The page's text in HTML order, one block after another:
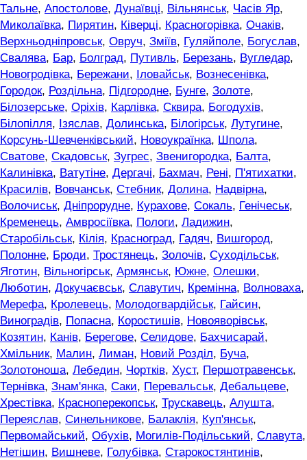
Тальне, Апостолове, Дунаївці, Вільнянськ, Часів Яр,
Миколаївка, Пирятин, Ківерці, Красногорівка, Очаків,
Верхньодніпровськ, Овруч, Зміїв, Гуляйполе, Богуслав,
Свалява, Бар, Болград, Путивль, Березань, Вугледар,
Новогродівка, Бережани, Іловайськ, Вознесенівка,
Городок, Роздільна, Підгородне, Бунге, Золоте,
Білозерське, Оріхів, Карлівка, Сквира, Богодухів,
Білопілля, Ізяслав, Долинська, Білогірськ, Лутугине,
Корсунь-Шевченківський, Новоукраїнка, Шпола,
Сватове, Скадовськ, Зугрес, Звенигородка, Балта,
Калинівка, Ватутіне, Дергачі, Бахмач, Рені, П'ятихатки,
Красилів, Вовчанськ, Стебник, Долина, Надвірна,
Волочиськ, Дніпрорудне, Курахове, Сокаль, Генічеськ,
Кременець, Амвросіївка, Пологи, Ладижин,
Старобільськ, Кілія, Красноград, Гадяч, Вишгород,
Полонне, Броди, Тростянець, Золочів, Суходільськ,
Яготин, Вільногірськ, Армянськ, Южне, Олешки,
Люботин, Докучаєвськ, Славутич, Кремінна, Волноваха,
Мерефа, Кролевець, Молодогвардійськ, Гайсин,
Виноградів, Попасна, Коростишів, Новояворівськ,
Козятин, Канів, Берегове, Селидове, Бахчисарай,
Хмільник, Малин, Лиман, Новий Розділ, Буча,
Золотоноша, Лебедин, Чортків, Хуст, Першотравенськ,
Тернівка, Знам'янка, Саки, Перевальськ, Дебальцеве,
Хрестівка, Красноперекопськ, Трускавець, Алушта,
Переяслав, Синельникове, Балаклія, Куп'янськ,
Первомайський, Обухів, Могилів-Подільський, Славута,
Нетішин, Вишневе, Голубівка, Старокостянтинів,